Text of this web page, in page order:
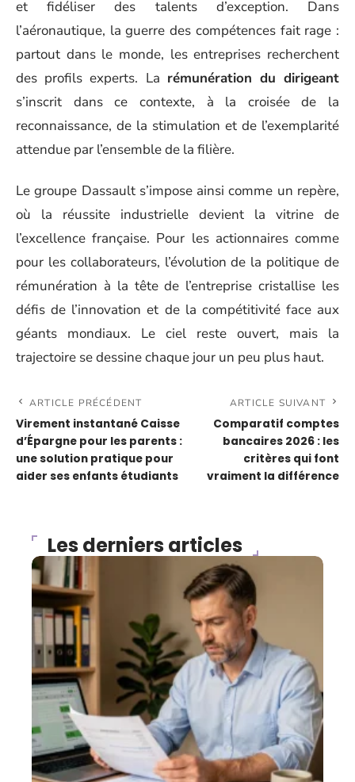
différenciation : sur chaque site, les équipes
d’ingénierie travaillent sur les futurs Rafale ou les
prochains Falcon, sans relâche. Lacompétitivitédu
groupe repose également sur une organisation
industrielle sans faille : pilotage des chaînes
d’assemblage, intégration poussée des systèmes,
digitalisation de la production.
Mais la réussite se mesure aussi à la capacité à attirer
et fidéliser des talents d’exception. Dans
l’aéronautique, la guerre des compétences fait rage :
partout dans le monde, les entreprises recherchent
des profils experts. Larémunération du dirigeant
s’inscrit dans ce contexte, à la croisée de la
reconnaissance, de la stimulation et de l’exemplarité
attendue par l’ensemble de la filière.
Le groupe Dassault s’impose ainsi comme un repère,
où la réussite industrielle devient la vitrine de
l’excellence française. Pour les actionnaires comme
pour les collaborateurs, l’évolution de la politique de
géants mondiaux. Le ciel reste ouvert, mais la
trajectoire se dessine chaque jour un peu plus haut.
ARTICLE PRÉCÉDENT
Virement instantané Caisse
d’Épargne pour les parents :
une solution pratique pour
aider ses enfants étudiants
ARTICLE SUIVANT
Comparatif comptes
bancaires 2026 : les
critères qui font
vraiment la différence
Les derniers articles